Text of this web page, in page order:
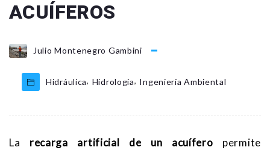
ACUÍFEROS
Julio Montenegro Gambini
Hidráulica, Hidrología, Ingeniería Ambiental
La recarga artificial de un acuífero permite